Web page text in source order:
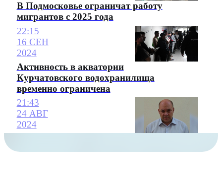
В Подмосковье ограничат работу
мигрантов с 2025 года
22:15
16 СЕН
2024
Активность в акватории
Курчатовского водохранилища
временно ограничена
21:43
24 АВГ
2024